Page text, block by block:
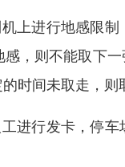
上进行地感限
，则不能取下
时间未取走，则
进行发卡，停